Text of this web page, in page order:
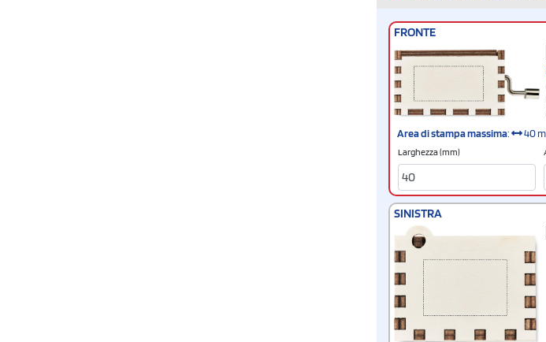
FRONTE
Area di stampa massima: 40
Larghezza (mm)
SINISTRA